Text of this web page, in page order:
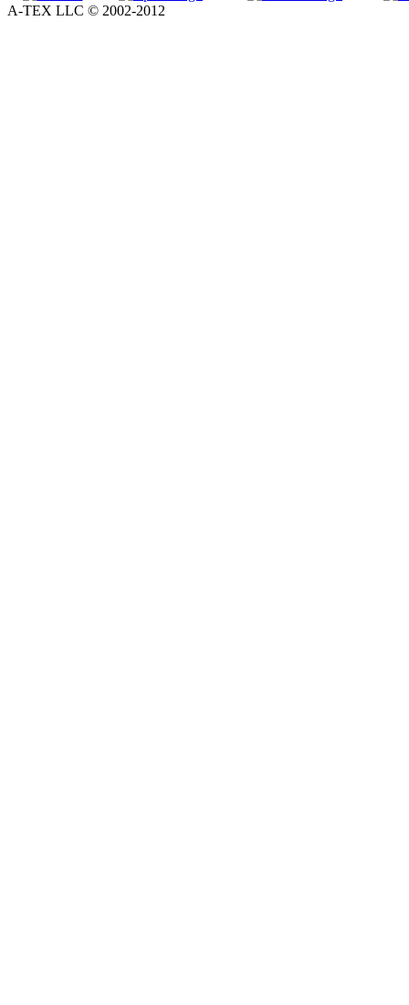
A-TEX LLC © 2002-2012